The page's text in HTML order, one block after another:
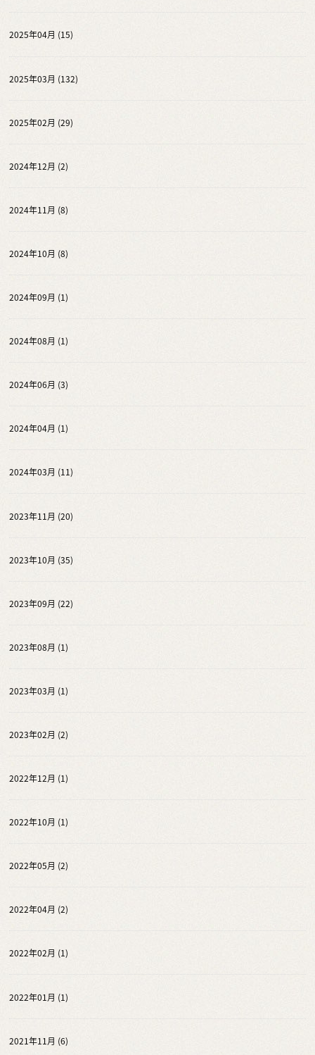
2025年04月 (15)
2025年03月 (132)
2025年02月 (29)
2024年12月 (2)
2024年11月 (8)
2024年10月 (8)
2024年09月 (1)
2024年08月 (1)
2024年06月 (3)
2024年04月 (1)
2024年03月 (11)
2023年11月 (20)
2023年10月 (35)
2023年09月 (22)
2023年08月 (1)
2023年03月 (1)
2023年02月 (2)
2022年12月 (1)
2022年10月 (1)
2022年05月 (2)
2022年04月 (2)
2022年02月 (1)
2022年01月 (1)
2021年11月 (6)